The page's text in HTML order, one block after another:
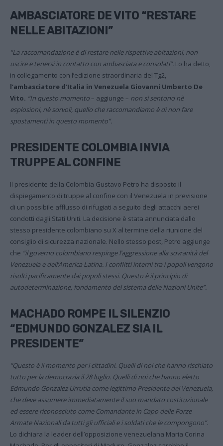
AMBASCIATORE DE VITO “RESTARE
NELLE ABITAZIONI”
“La raccomandazione è di restare nelle rispettive abitazioni, non
uscire e tenersi in contatto con ambasciata e consolati”. Lo ha detto,
in collegamento con l’edizione straordinaria del Tg2,
l’ambasciatore d’Italia in Venezuela Giovanni Umberto De
Vito. “In questo momento– aggiunge – non si sentono nè
esplosioni, nè sorvoli, quello che raccomandiamo è di non fare
spostamenti in questo momento”.
PRESIDENTE COLOMBIA INVIA
TRUPPE AL CONFINE
Il presidente della Colombia Gustavo Petro ha disposto il
dispiegamento di truppe al confine con il Venezuela in previsione
di un possibile afflusso di rifugiati a seguito degli attacchi aerei
condotti dagli Stati Uniti. La decisione è stata annunciata dallo
stesso presidente colombiano su X al termine della riunione del
consiglio di sicurezza nazionale. Nello stesso post, Petro aggiunge
che “il governo colombiano respinge l’aggressione alla sovranità del
Venezuela e dell’America Latina. I conflitti interni tra i popoli vengono
risolti pacificamente dai popoli stessi. Questo è il principio di
autodeterminazione, fondamento del sistema delle Nazioni Unite”.
MACHADO ROMPE IL SILENZIO
“EDMUNDO GONZALEZ SIA IL
PRESIDENTE”
“Questo è il momento per i cittadini. Quelli di noi che hanno rischiato
tutto per la democrazia il 28 luglio. Quelli di noi che hanno eletto
Edmundo Gonzalez Urrutia come legittimo Presidente del Venezuela,
che deve assumere immediatamente il suo mandato costituzionale
ed essere riconosciuto come Comandante in Capo delle Forze
Armate Nazionali da tutti gli ufficiali e i soldati che le compongono”.
Lo dichiara la leader dell’opposizione venezuelana Maria Corina